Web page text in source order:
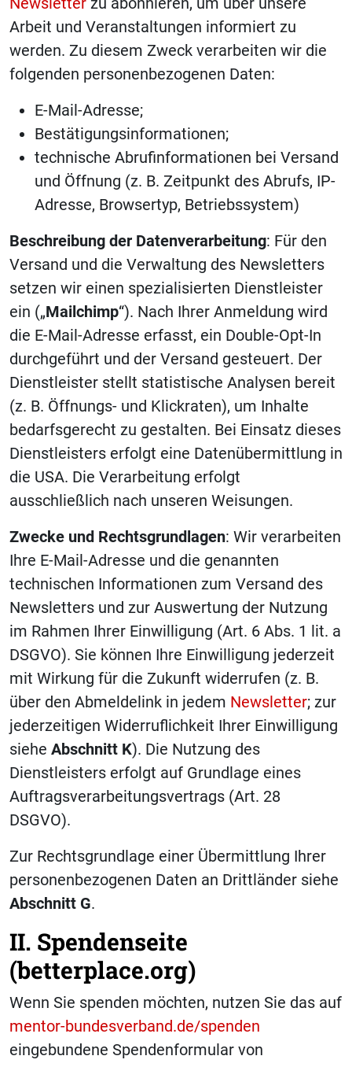
Arbeit und Veranstaltungen informiert zu
werden. Zu diesem Zweck verarbeiten wir die
folgenden personenbezogenen Daten:
E-Mail-Adresse;
Bestätigungsinformationen;
technische Abrufinformationen bei Versand
und Öffnung (z. B. Zeitpunkt des Abrufs, IP-
Adresse, Browsertyp, Betriebssystem)
Beschreibung der Datenverarbeitung: Für den
Versand und die Verwaltung des Newsletters
setzen wir einen spezialisierten Dienstleister
ein („Mailchimp“). Nach Ihrer Anmeldung wird
die E-Mail-Adresse erfasst, ein Double-Opt-In
durchgeführt und der Versand gesteuert. Der
Dienstleister stellt statistische Analysen bereit
(z. B. Öffnungs- und Klickraten), um Inhalte
bedarfsgerecht zu gestalten. Bei Einsatz dieses
Dienstleisters erfolgt eine Datenübermittlung in
die USA. Die Verarbeitung erfolgt
ausschließlich nach unseren Weisungen.
Zwecke und Rechtsgrundlagen: Wir verarbeiten
Ihre E-Mail-Adresse und die genannten
technischen Informationen zum Versand des
Newsletters und zur Auswertung der Nutzung
im Rahmen Ihrer Einwilligung (Art. 6 Abs. 1 lit. a
DSGVO). Sie können Ihre Einwilligung jederzeit
mit Wirkung für die Zukunft widerrufen (z. B.
über den Abmeldelink in jedem Newsletter; zur
jederzeitigen Widerruflichkeit Ihrer Einwilligung
siehe Abschnitt K). Die Nutzung des
Dienstleisters erfolgt auf Grundlage eines
Auftragsverarbeitungsvertrags (Art. 28
DSGVO).
Zur Rechtsgrundlage einer Übermittlung Ihrer
personenbezogenen Daten an Drittländer siehe
Abschnitt G.
II. Spendenseite
(betterplace.org)
Wenn Sie spenden möchten, nutzen Sie das auf
mentor-bundesverband.de/spenden
eingebundene Spendenformular von